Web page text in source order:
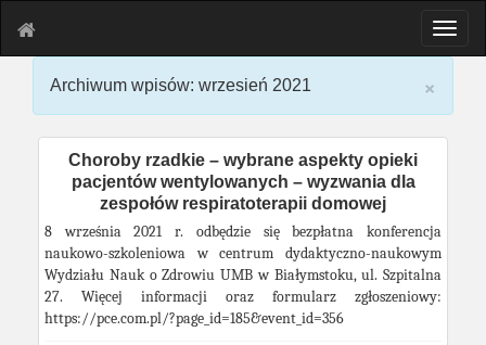
T
o
l
e
×
Archiwum wpisów: wrzesień 2021
Choroby rzadkie – wybrane aspekty opieki
pacjentów wentylowanych – wyzwania dla
zespołów respiratoterapii domowej
8 września 2021 r. odbędzie się bezpłatna konferencja
naukowo-szkoleniowa w centrum dydaktyczno-naukowym
Wydziału Nauk o Zdrowiu UMB w Białymstoku, ul. Szpitalna
27. Więcej informacji oraz formularz zgłoszeniowy:
https://pce.com.pl/?page_id=185&event_id=356